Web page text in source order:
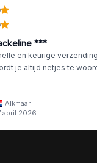
***
en keurige
je altijd netjes te
Alkmaar
april 2026